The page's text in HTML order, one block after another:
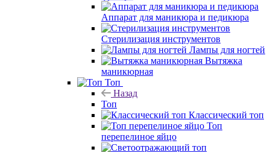
Аппарат для маникюра и педикюра
Стерилизация инструментов
Лампы для ногтей
Вытяжка
маникюрная
Топ
Назад
Топ
Классический топ
Топ
перепелиное яйцо